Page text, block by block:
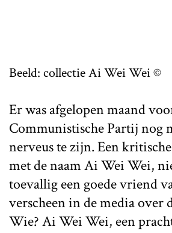
Beeld: collectie Ai Wei Wei ©
Er was afgelopen maand
Communistische Partij nog
nerveus te zijn. Een
met de naam Ai Wei Wei,
toevallig een goede vriend
verscheen in de media over
Wie? Ai Wei Wei, een